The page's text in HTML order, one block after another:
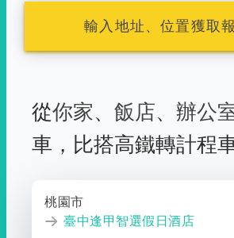
輸入地址、位置獲取
從你家、 飯店、 辦公
車， 比搭高鐵轉計程
桃園市
臺中逢甲智選假日酒店